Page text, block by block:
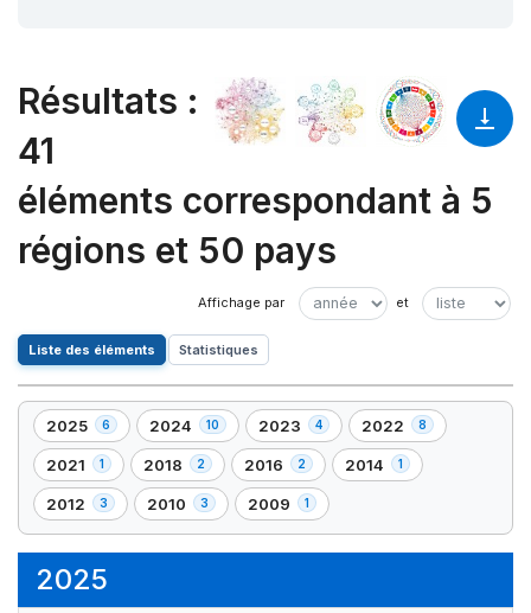
Résultats :
41
éléments correspondant à 5
régions et 50 pays
Liste des éléments Statistiques
2025 6
,
6
élément(s)
2024 10
,
10
élément(s)
2023 4
,
4
élément(s)
2022 8
,
8
élément(s)
2021 1
,
1
élément(s)
2018 2
,
2
élément(s)
2016 2
,
2
élément(s)
2014 1
,
2012 3
,
3
2010 3
,
3
2009 1
,
1
2025